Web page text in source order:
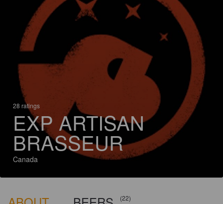
28 ratings
EXP ARTISAN
BRASSEUR
Canada
(22)